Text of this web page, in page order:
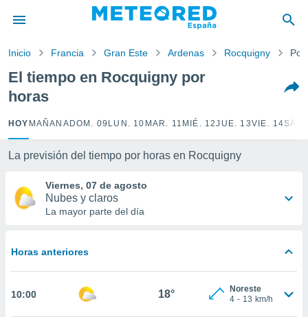
por
para
la
calidad.
a este
las
y
forma
basada
permite
Inicio Francia Gran Este Ardenas Rocquigny Por
El tiempo en Rocquigny por
horas
HOY MAÑANA DOM. 09 LUN. 10 MAR. 11 MIÉ. 12JUE. 13VIE. 14
La previsión del tiempo por horas en Rocquigny
Viernes, 07 de agosto
Nubes y claros
La mayor parte del día
Horas anteriores
10:00 18°
Noreste
4 - 13 km/h